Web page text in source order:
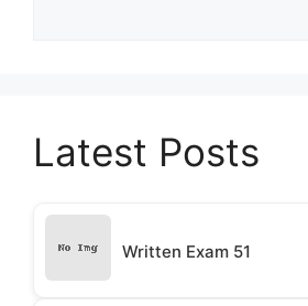
Latest Posts
Written Exam 51